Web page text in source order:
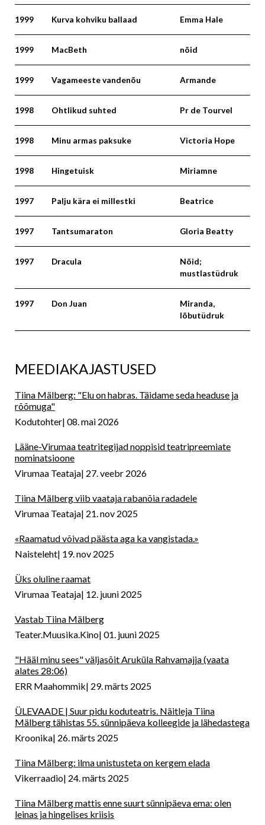
1999 Kurva kohviku ballaad Emma Hale
1999 MacBeth nõid
1999 Vagameeste vandenõu Armande
1998 Ohtlikud suhted Pr de Tourvel
1998 Minu armas paksuke Victoria Hope
1998 Hingetuisk Miriamne
1997 Palju kära ei millestki Beatrice
1997 Tantsumaraton Gloria Beatty
1997 Dracula
Nõid;
mustlastüdruk
1997 Don Juan
Miranda,
lõbutüdruk
MEEDIAKAJASTUSED
Tiina Mälberg: "Elu on habras. Täidame seda headuse ja
rõõmuga"
Kodutohter 08. mai 2026
Lääne-Virumaa teatritegijad noppisid teatripreemiate
nominatsioone
Virumaa Teataja 27. veebr 2026
Tiina Mälberg viib vaataja rabanõia radadele
Virumaa Teataja 21. nov 2025
«Raamatud võivad päästa aga ka vangistada.»
Naisteleht 19. nov 2025
Üks oluline raamat
Virumaa Teataja 12. juuni 2025
Vastab Tiina Mälberg
Teater.Muusika.Kino 01. juuni 2025
"Hääl minu sees" väljasõit Aruküla Rahvamajja (vaata
alates 28:06)
ERR Maahommik 29. märts 2025
ÜLEVAADE | Suur pidu koduteatris. Näitleja Tiina
Mälberg tähistas 55. sünnipäeva kolleegide ja lähedastega
Kroonika 26. märts 2025
Tiina Mälberg: ilma unistusteta on kergem elada
Vikerraadio 24. märts 2025
Tiina Mälberg mattis enne suurt sünnipäeva ema: olen
leinas ja hingelises kriisis